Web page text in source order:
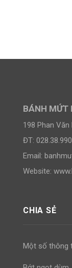
BÁNH MỨT
198 Phan Văn
ĐT:
Email:
Website:
CHIA SẺ
Một số thông